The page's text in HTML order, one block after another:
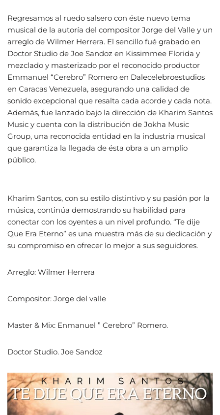
Regresamos al ruedo salsero con éste nuevo tema
musical de la autoría del compositor Jorge del Valle y un
arreglo de Wilmer Herrera. El sencillo fué grabado en
Doctor Studio de Joe Sandoz en Kissimmee Florida y
mezclado y masterizado por el reconocido productor
Emmanuel “Cerebro” Romero en Dalecelebroestudios
en Caracas Venezuela, asegurando una calidad de
sonido excepcional que resalta cada acorde y cada nota.
Además, fue lanzado bajo la dirección de Kharim Santos
Music y cuenta con la distribución de Jokha Music
Group, una reconocida entidad en la industria musical
que garantiza la llegada de ésta obra a un amplio
público.
Kharim Santos, con su estilo distintivo y su pasión por la
música, continúa demostrando su habilidad para
conectar con los oyentes a un nivel profundo. “Te dije
Que Era Eterno” es una muestra más de su dedicación y
su compromiso en ofrecer lo mejor a sus seguidores.
Arreglo: Wilmer Herrera
Compositor: Jorge del valle
Master & Mix: Enmanuel ” Cerebro” Romero.
Doctor Studio. Joe Sandoz